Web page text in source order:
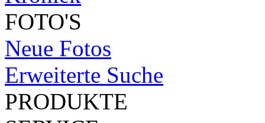
FOTO'S
Neue Fotos
Erweiterte Suche
PRODUKTE